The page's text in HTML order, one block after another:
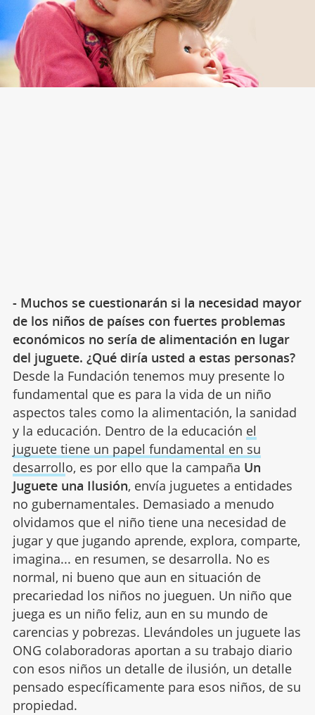
- Muchos se cuestionarán si la necesidad mayor
de los niños de países con fuertes problemas
económicos no sería de alimentación en lugar
del juguete. ¿Qué diría usted a estas personas?
Desde la Fundación tenemos muy presente lo
fundamental que es para la vida de un niño
aspectos tales como la alimentación, la sanidad
y la educación. Dentro de la educación el
juguete tiene un papel fundamental en su
desarrollo, es por ello que la campaña Un
Juguete una Ilusión, envía juguetes a entidades
no gubernamentales. Demasiado a menudo
olvidamos que el niño tiene una necesidad de
jugar y que jugando aprende, explora, comparte,
imagina... en resumen, se desarrolla. No es
normal, ni bueno que aun en situación de
precariedad los niños no jueguen. Un niño que
juega es un niño feliz, aun en su mundo de
carencias y pobrezas. Llevándoles un juguete las
ONG colaboradoras aportan a su trabajo diario
con esos niños un detalle de ilusión, un detalle
pensado específicamente para esos niños, de su
propiedad.